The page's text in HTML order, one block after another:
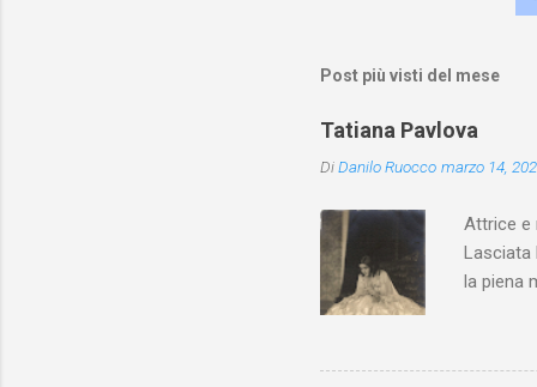
Post più visti del mese
Tatiana Pavlova
DiDanilo Ruocco marzo 14,
Attrice e
Lasciata
la piena